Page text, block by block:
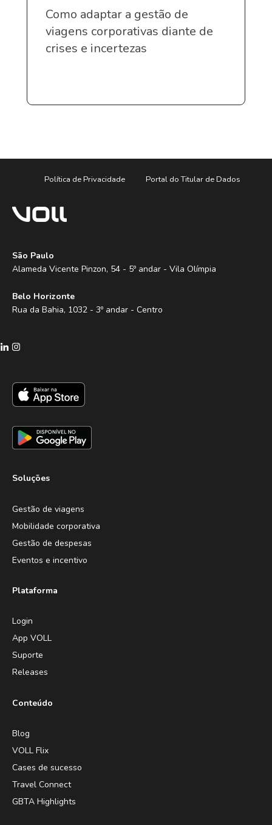
Como adaptar a gestão de
viagens corporativas diante de
crises e incertezas
Política de Privacidade Portal do Titular de Dados
São Paulo
Alameda Vicente Pinzon, 54 - 5º andar - Vila Olímpia
Belo Horizonte
Rua da Bahia, 1032 - 3º andar - Centro
Soluções
Gestão de viagens
Mobilidade corporativa
Gestão de despesas
Eventos e incentivo
Plataforma
Login
App VOLL
Suporte
Releases
Conteúdo
Blog
VOLL Flix
Cases de sucesso
Travel Connect
GBTA Highlights